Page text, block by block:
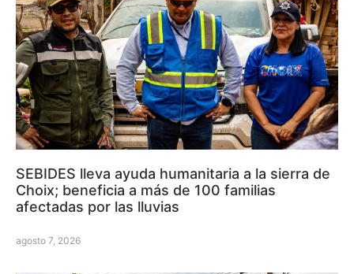
SEBIDES lleva ayuda humanitaria a la sierra de
Choix; beneficia a más de 100 familias
afectadas por las lluvias
agosto 7, 2026